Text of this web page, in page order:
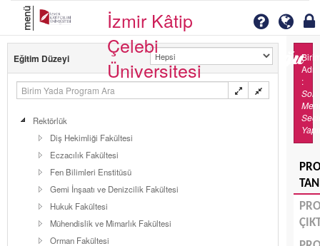
menü
İzmir Kâtip
Çelebi
Üniversitesi
Eğitim Düzeyi
Rektörlük
Diş Hekimliği Fakültesi
Eczacılık Fakültesi
Fen Bilimleri Enstitüsü
Gemi İnşaatı ve Denizcilik Fakültesi
Hukuk Fakültesi
Mühendislik ve Mimarlık Fakültesi
Orman Fakültesi
Adı
:
Sol